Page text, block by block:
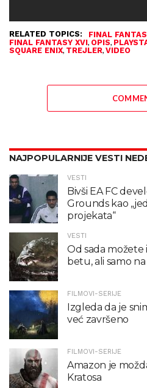
RELATED TOPICS: FINAL
FINAL FANTASY XVI, OPIS,
SQUARE ENIX, TREJLER, VIDEO
NAJPOPULARNIJE VESTI
VESTI
Bivši EA FC
Grounds kao
projekata“
VESTI
Od sada
betu, ali samo
FILMOVI-SERIJE
Izgleda da je
već završeno
FILMOVI-SERIJE
Amazon je
Kratosa